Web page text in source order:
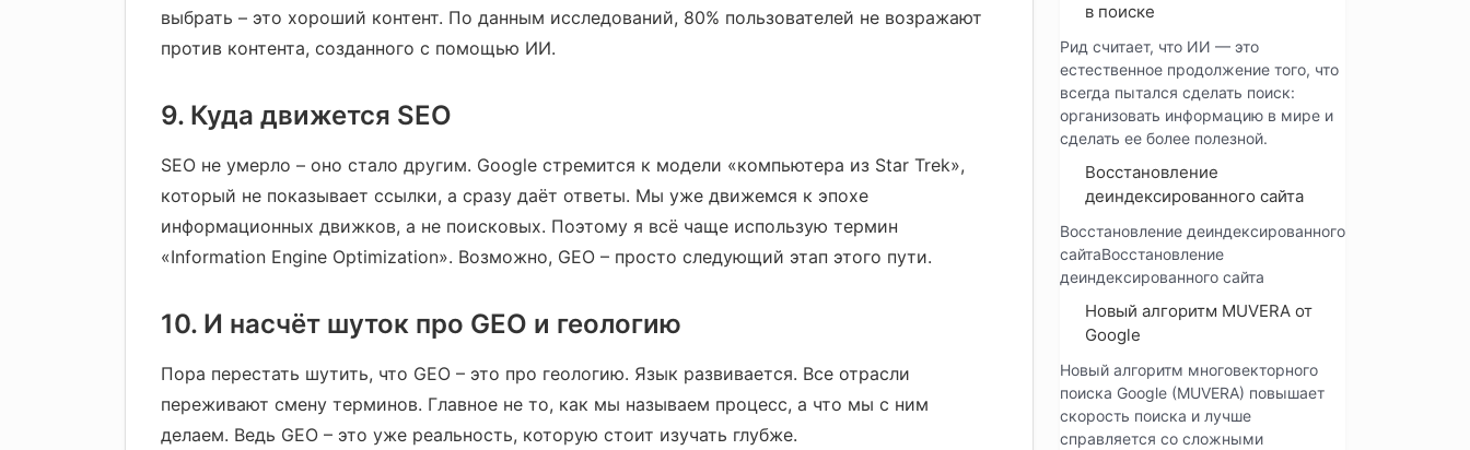
выбрать – это хороший контент. По данным исследований, 80% пользователей не возражают
против контента, созданного с помощью ИИ.
9. Куда движется SEO
SEO не умерло – оно стало другим. Google стремится к модели «компьютера из Star Trek»,
который не показывает ссылки, а сразу даёт ответы. Мы уже движемся к эпохе
информационных движков, а не поисковых. Поэтому я всё чаще использую термин
«Information Engine Optimization». Возможно, GEO – просто следующий этап этого пути.
10. И насчёт шуток про GEO и геологию
Пора перестать шутить, что GEO – это про геологию. Язык развивается. Все отрасли
переживают смену терминов. Главное не то, как мы называем процесс, а что мы с ним
делаем. Ведь GEO – это уже реальность, которую стоит изучать глубже.
в поиске
Рид считает, что ИИ — это
естественное продолжение того, что
всегда пытался сделать поиск:
организовать информацию в мире и
сделать ее более полезной.
Восстановление
деиндексированного сайта
Восстановление деиндексированного
сайтаВосстановление
деиндексированного сайта
Новый алгоритм MUVERA от
Google
Новый алгоритм многовекторного
поиска Google (MUVERA) повышает
скорость поиска и лучше
справляется со сложными